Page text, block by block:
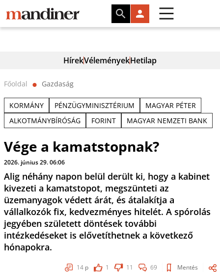
HírekVéleményekHetilap
Főoldal ⬤ Gazdaság
KORMÁNY PÉNZÜGYMINISZTÉRIUM
MAGYAR PÉTER
ALKOTMÁNYBÍRÓSÁG
FORINT MAGYAR NEMZETI BANK
Vége a kamatstopnak?
2026. június 29. 06:06
Alig néhány napon belül derült ki, hogy a kabinet
kivezeti a kamatstopot, megszünteti az
üzemanyagok védett árát, és átalakítja a
vállalkozók fix, kedvezményes hitelét. A spórolás
jegyében született döntések további
intézkedéseket is elővetíthetnek a következő
hónapokra.
14 p 1 11 69 Mentés